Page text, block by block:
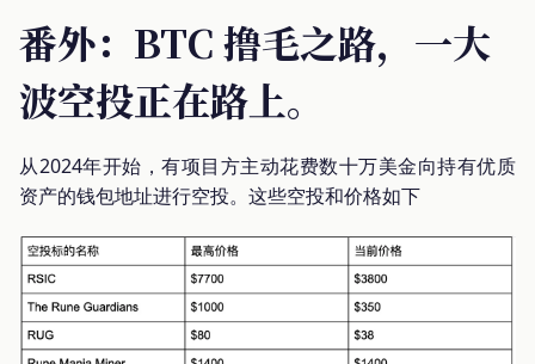
番外：BTC 撸毛之路，一大
波空投正在路上。
从2024年开始，有项目方主动花费数十万美金向持有优质
资产的钱包地址进行空投。这些空投和价格如下